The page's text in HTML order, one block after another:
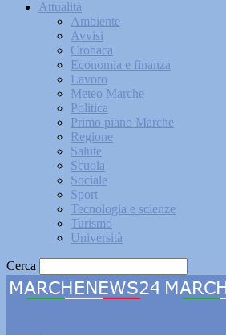
Attualità
Ambiente
Avvisi
Cronaca
Economia e finanza
Lavoro
Meteo Marche
Politica
Primo piano Marche
Regione
Salute
Scuola
Sociale
Sport
Tecnologia e scienze
Turismo
Università
Cerca